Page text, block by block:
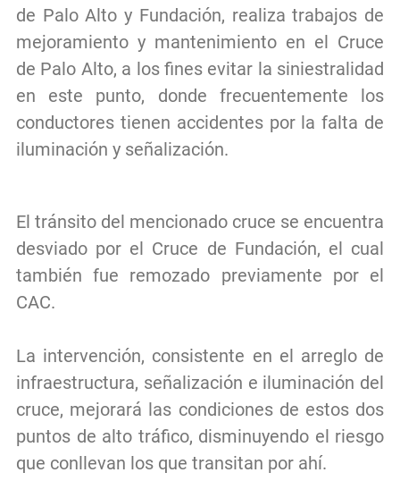
de Palo Alto y Fundación, realiza trabajos de
mejoramiento y mantenimiento en el Cruce
de Palo Alto, a los fines evitar la siniestralidad
en este punto, donde frecuentemente los
conductores tienen accidentes por la falta de
iluminación y señalización.
El tránsito del mencionado cruce se encuentra
desviado por el Cruce de Fundación, el cual
también fue remozado previamente por el
CAC.
La intervención, consistente en el arreglo de
infraestructura, señalización e iluminación del
cruce, mejorará las condiciones de estos dos
puntos de alto tráfico, disminuyendo el riesgo
que conllevan los que transitan por ahí.